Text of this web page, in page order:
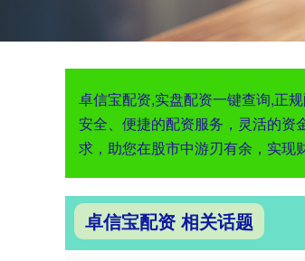
卓信宝配资,实盘配资一键查询,正
安全、便捷的配资服务，灵活的资
求，助您在股市中游刃有余，实现
卓信宝配资 相关话题